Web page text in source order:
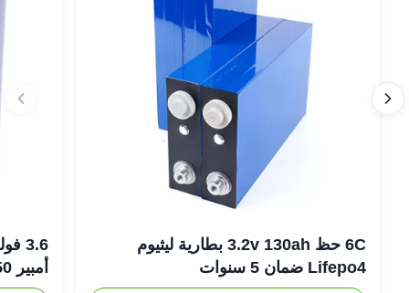
6C حظ 3.2v 130ah بطارية ليثيوم
Lifepo4 ضمان 5 سنوات
أمبير 18650 بطارية ليثيوم أيون